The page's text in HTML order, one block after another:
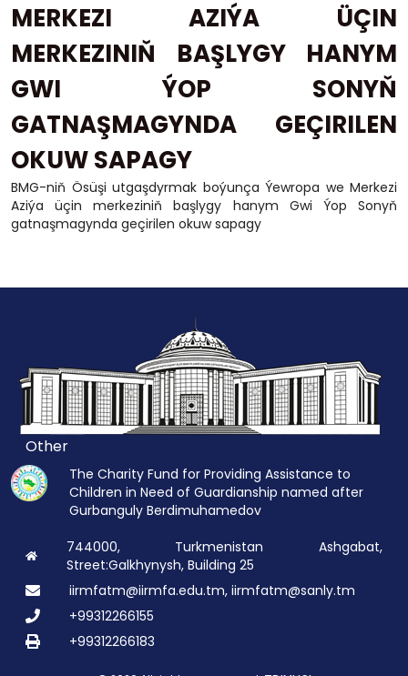
MERKEZI AZIÝA ÜÇIN
MERKEZINIŇ BAŞLYGY HANYM
GWI ÝOP SONYŇ
GATNAŞMAGYNDA GEÇIRILEN
OKUW SAPAGY
BMG-niň Ösüşi utgaşdyrmak boýunça Ýewropa we Merkezi
Aziýa üçin merkeziniň başlygy hanym Gwi Ýop Sonyň
gatnaşmagynda geçirilen okuw sapagy
Other
The Charity Fund for Providing Assistance to
Children in Need of Guardianship named after
Gurbanguly Berdimuhamedov
744000, Turkmenistan Ashgabat,
Street:Galkhynysh, Building 25
iirmfatm@iirmfa.edu.tm, iirmfatm@sanly.tm
+99312266155
+99312266183